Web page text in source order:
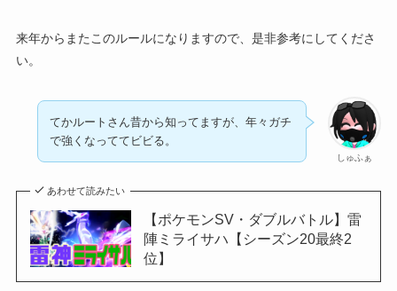
来年からまたこのルールになりますので、是非参考にしてくださ
い。
しゅふぁ
てかルートさん昔から知ってますが、年々ガチ
で強くなっててビビる。
あわせて読みたい
【ポケモンSV・ダブルバトル】雷
陣ミライサハ【シーズン20最終2
位】